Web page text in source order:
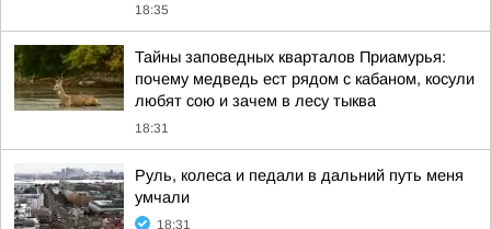
18:35
Тайны заповедных кварталов Приамурья:
почему медведь ест рядом с кабаном, косули
любят сою и зачем в лесу тыква
18:31
Руль, колеса и педали в дальний путь меня
умчали
18:31